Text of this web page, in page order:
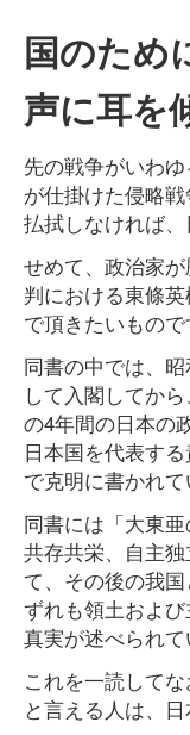
国のため
声に耳を
先の戦争がいわ
が仕掛けた侵略
払拭しなければ、
せめて、政治家
判における東條
で頂きたいもので
同書の中では、
して入閣してか
の4年間の日本の
日本国を代表す
で克明に書かれて
同書には「大東
共存共栄、自主
て、その後の我
ずれも領土およ
真実が述べられて
これを一読して
と言える人は、